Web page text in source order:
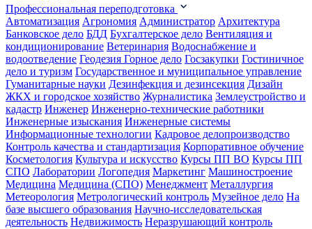
Профессиональная переподготовка
Автоматизация Агрономия Администратор Архитектура
Банковское дело БДД Бухгалтерское дело Вентиляция и
кондиционирование Ветеринария Водоснабжение и
водоотведение Геодезия Горное дело Госзакупки Гостиничное
дело и туризм Государственное и муниципальное управление
Гуманитарные науки Дезинфекция и дезинсекция Дизайн
ЖКХ и городское хозяйство Журналистика Землеустройство и
кадастр Инженер Инженерно-технические работники
Инженерные изыскания Инженерные системы
Информационные технологии Кадровое делопроизводство
Контроль качества и стандартизация Корпоративное обучение
Косметология Культура и искусство Курсы ПП ВО Курсы ПП
СПО Лаборатории Логопедия Маркетинг Машиностроение
Медицина Медицина (СПО) Менеджмент Металлургия
Метеорология Метрологический контроль Музейное дело На
базе высшего образования Научно-исследовательская
деятельность Недвижимость Неразрушающий контроль